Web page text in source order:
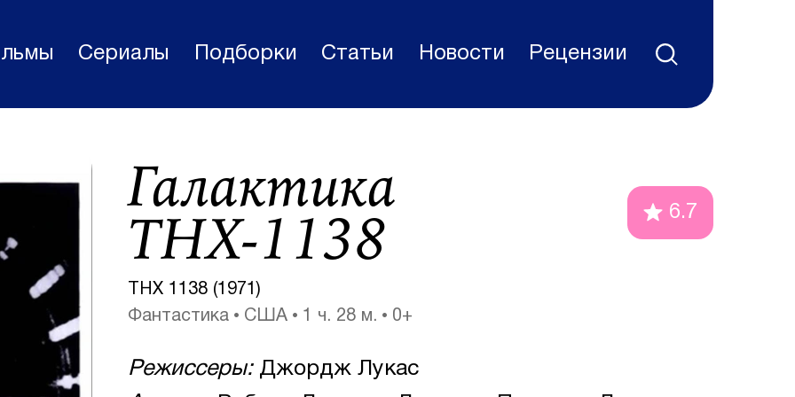
Статьи
Сериалы
Подборки
Рецензии
О нас
Авторы
Сериалы Подборки Статьи Новости Рецензии
Галактика
ТНХ-1138 6.7
THX 1138 (1971)
Фантастика
США 1 ч. 28 м. 0+
Режиссеры:Джордж Лукас